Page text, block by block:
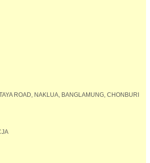
ROAD, NAKLUA, BANGLAMUNG, CHONBURI